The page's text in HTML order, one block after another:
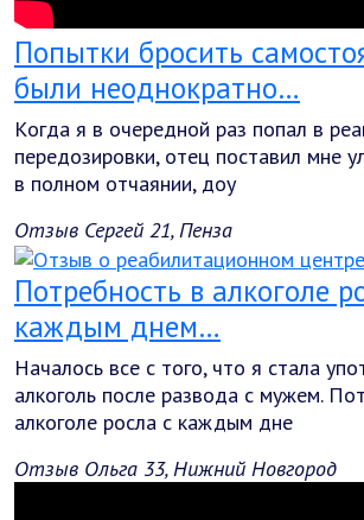
Попытки бросить
были неоднократно…
Когда я в очередной раз попал в
передозировки, отец поставил мне
в полном отчаянии, доу
Отзыв Сергей 21, Пенза
Потребность в алкоголе
каждым днем…
Началось все с того, что я стала
алкоголь после развода с мужем.
алкоголе росла с каждым дне
Отзыв Ольга 33, Нижний Новгород